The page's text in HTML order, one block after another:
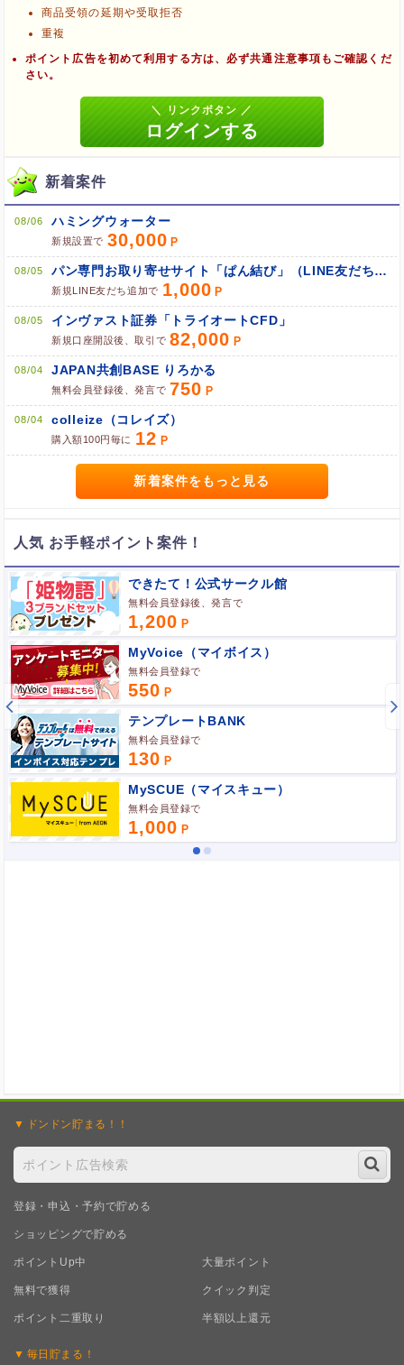
商品受領の延期や受取拒否
重複
ポイント広告を初めて利用する方は、必ず共通注意事項もご確認くだ
さい。
ブラウザのクッキー情報を削除する
ブラウザのアプリ、ウィンドウ、タブを閉じる
他のサイトにアクセスする
ブラウザのクッキー情報を全て削除してブラウザを再起動
ポケマNetにログインして「ポイント対象リンク」からポイント
広告を利用
ポイント広告に関するFAQはこちら
新着案件
08/06 ハミングウォーター
新規設置で 30,000
08/05 パン専門お取り寄せサイト「ぱん結び」（LINE友だち追加）
新規LINE友だち追加で 1,000
08/05 インヴァスト証券「トライオートCFD」
新規口座開設後、取引で 82,000
08/04 JAPAN共創BASE りろかる
無料会員登録後、発言で 750
08/04 colleize（コレイズ）
購入額100円毎に 12
新着案件をもっと見る
人気 お手軽ポイント案件！
できたて！公式サークル館
無料会員登録後、発言で
1,200
MyVoice（マイボイス）
無料会員登録で
550
テンプレートBANK
無料会員登録で
130
MySCUE（マイスキュー）
無料会員登録で
1,000
ドンドン貯まる！！
登録・申込・予約で貯める
ショッピングで貯める
ポイントUp中 大量ポイント
無料で獲得 クイック判定
ポイント二重取り 半額以上還元
毎日 貯まる！